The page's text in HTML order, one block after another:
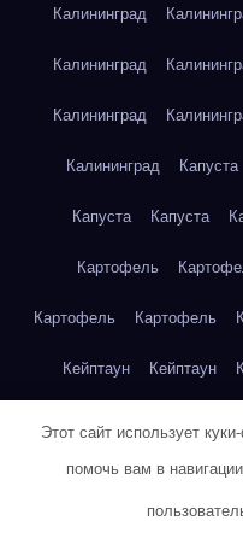
Калининград
Калининград
Калининград
Калининград Капуста
Капуста Капуста
Картофель
Картофель Картофель
Кейптаун Кейптаун
Кейптаун Кейптаун
Кейптаун
Этот сайт использует
помочь вам в